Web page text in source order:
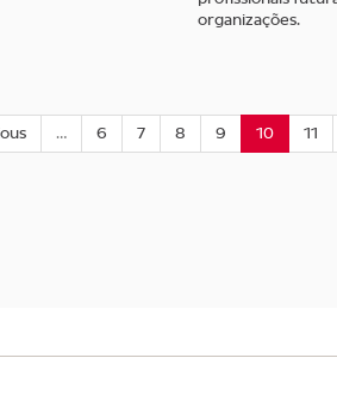
organizações.
… 6 7 8 9 10 11